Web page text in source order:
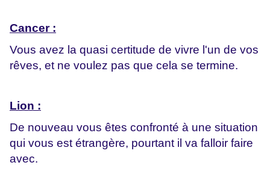
Cancer :
Vous avez la quasi certitude de vivre l'un de vos
rêves, et ne voulez pas que cela se termine.
Lion :
De nouveau vous êtes confronté à une situation
qui vous est étrangère, pourtant il va falloir faire
avec.